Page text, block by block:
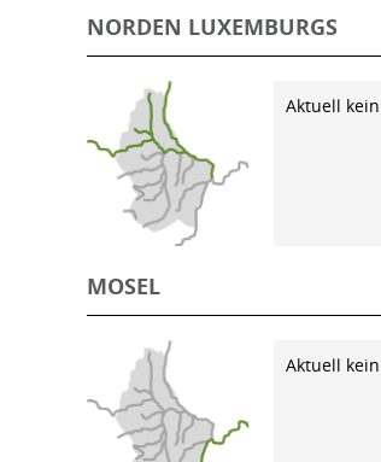
NORDEN LUXEMBURGS
Aktuell
MOSEL
Aktuell